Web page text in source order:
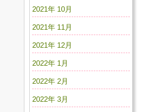
2021年 10月
2021年 11月
2021年 12月
2022年 1月
2022年 2月
2022年 3月